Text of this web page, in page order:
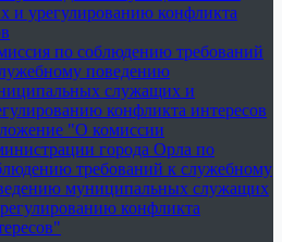
и урегулированию конфликта
по соблюдению требований
поведению
служащих и
конфликта интересов
"О комиссии
города Орла по
требований к служебному
муниципальных служащих
конфликта